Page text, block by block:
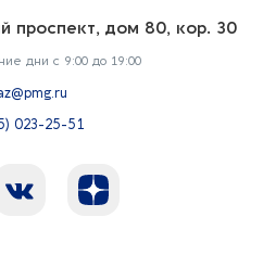
проспект, дом 80, кор. 30
дни с 9:00 до 19:00
023-25-51